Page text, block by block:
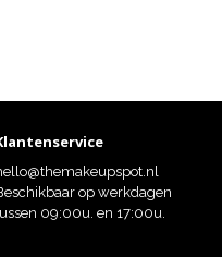
op werkdagen
09:00u. en 17:00u.